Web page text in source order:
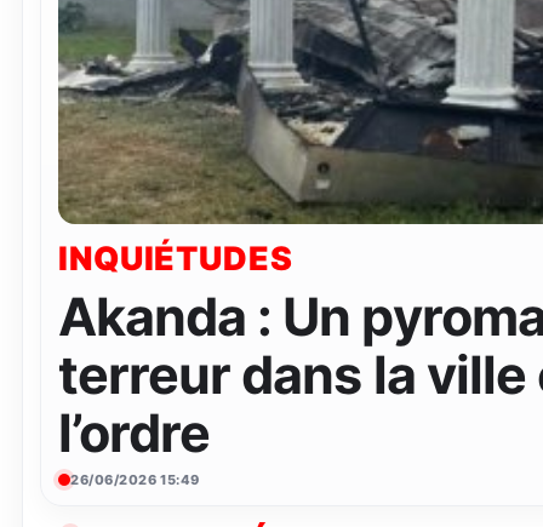
INQUIÉTUDES
Akanda : Un
terreur dans la
l’ordre
26/06/2026 15:49